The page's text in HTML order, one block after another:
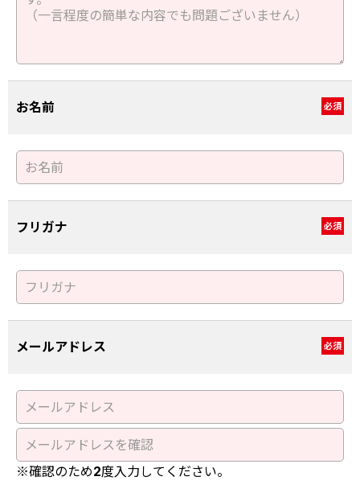
お名前 必須
フリガナ 必須
メールアドレス 必須
※確認のため2度入力してください。